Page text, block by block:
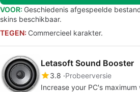
VOOR: Geschiedenis afgespeelde
skins beschikbaar.
TEGEN: Commercieel karakter.
Letasoft Sound Booster
3.8 Probeerversie
Increase your PC's maximum